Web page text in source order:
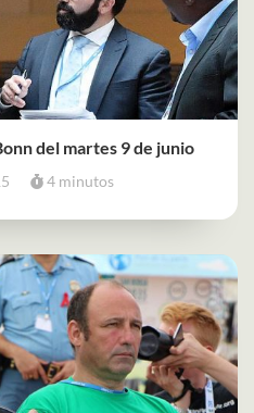
del martes 9 de junio
4 minutos